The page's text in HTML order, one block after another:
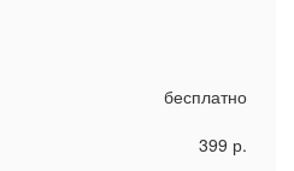
бесплатно
399 р.